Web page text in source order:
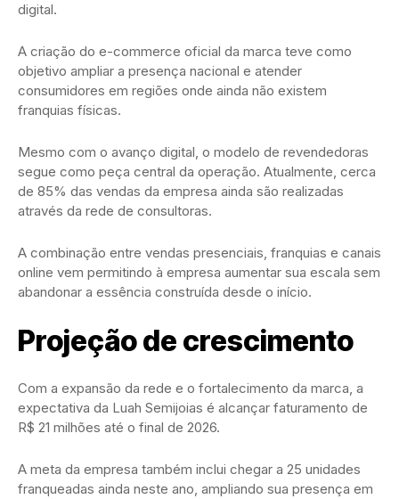
digital.
A criação do e-commerce oficial da marca teve como
objetivo ampliar a presença nacional e atender
consumidores em regiões onde ainda não existem
franquias físicas.
Mesmo com o avanço digital, o modelo de revendedoras
segue como peça central da operação. Atualmente, cerca
de 85% das vendas da empresa ainda são realizadas
através da rede de consultoras.
A combinação entre vendas presenciais, franquias e canais
online vem permitindo à empresa aumentar sua escala sem
abandonar a essência construída desde o início.
Projeção de crescimento
Com a expansão da rede e o fortalecimento da marca, a
expectativa da Luah Semijoias é alcançar faturamento de
R$ 21 milhões até o final de 2026.
A meta da empresa também inclui chegar a 25 unidades
franqueadas ainda neste ano, ampliando sua presença em